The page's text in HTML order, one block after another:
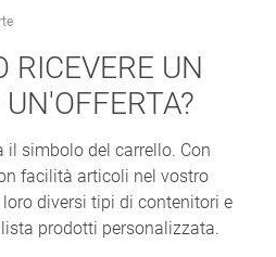
RICEVERE UN
il simbolo del carrello. Con
facilità articoli nel vostro
diversi tipi di contenitori e
prodotti personalizzata.